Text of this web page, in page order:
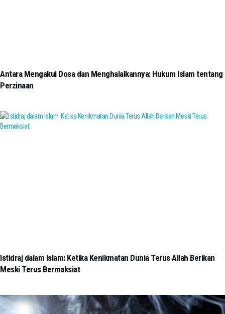
Antara Mengakui Dosa dan Menghalalkannya: Hukum Islam tentang
Perzinaan
Istidraj dalam Islam: Ketika Kenikmatan Dunia Terus Allah Berikan
Meski Terus Bermaksiat